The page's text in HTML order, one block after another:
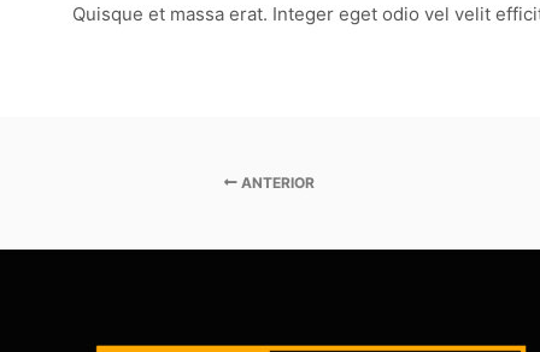
Quisque et massa erat. Integer eget odio vel velit
ANTERIOR